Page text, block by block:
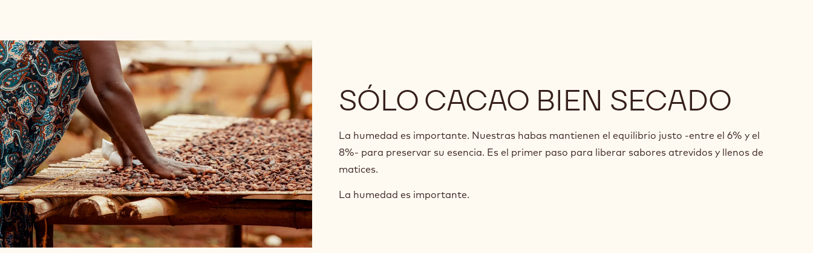
SÓLO CACAO BIEN SECADO
La humedad es importante. Nuestras habas mantienen el equilibrio justo -entre el 6% y el
8%- para preservar su esencia. Es el primer paso para liberar sabores atrevidos y llenos de
matices.
La humedad es importante.